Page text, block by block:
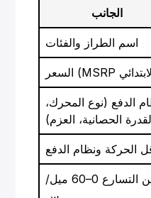
الجانب
اسم الطراز والفئات
الدفع (نوع المحرك،
الحصانية، العزم)
الحركة ونظام الدفع
زمن التسارع 0–60 ميل/